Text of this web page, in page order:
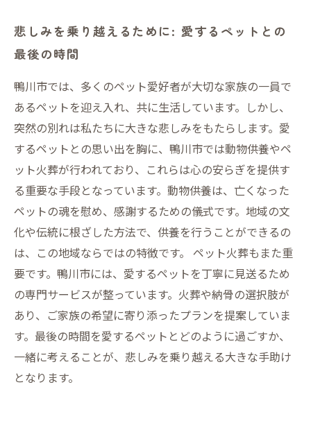
悲しみを乗り越えるために: 愛するペットとの
最後の時間
鴨川市では、多くのペット愛好者が大切な家族の一員で
あるペットを迎え入れ、共に生活しています。しかし、
突然の別れは私たちに大きな悲しみをもたらします。愛
するペットとの思い出を胸に、鴨川市では動物供養やペ
ット火葬が行われており、これらは心の安らぎを提供す
る重要な手段となっています。動物供養は、亡くなった
ペットの魂を慰め、感謝するための儀式です。地域の文
化や伝統に根ざした方法で、供養を行うことができるの
は、この地域ならではの特徴です。 ペット火葬もまた重
要です。鴨川市には、愛するペットを丁寧に見送るため
の専門サービスが整っています。火葬や納骨の選択肢が
あり、ご家族の希望に寄り添ったプランを提案していま
す。最後の時間を愛するペットとどのように過ごすか、
一緒に考えることが、悲しみを乗り越える大きな手助け
となります。